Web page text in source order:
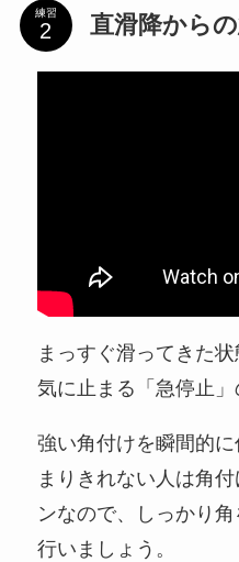
練習 直滑降から
まっすぐ滑ってきた
気に止まる「急停止」
強い角付けを瞬間的
まりきれない人は角
ンなので、しっかり
行いましょう。